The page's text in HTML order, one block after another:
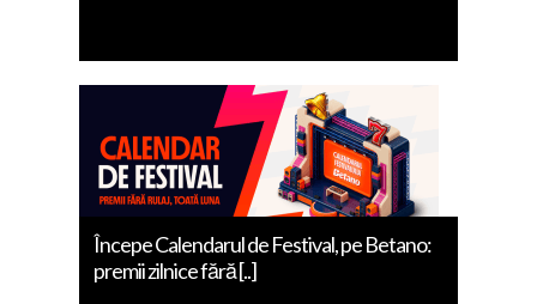
Începe Calendarul de Festival, pe Betano:
premii zilnice fără [..]